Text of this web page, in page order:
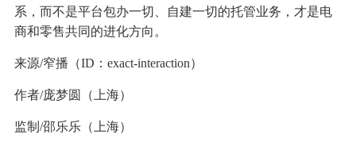
系，而不是平台包办一切、自建一切的托管业务，才是电
商和零售共同的进化方向。
来源/窄播（ID：exact-interaction）
作者/庞梦圆（上海）
监制/邵乐乐（上海）